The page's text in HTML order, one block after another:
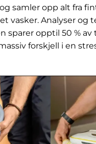
samler opp alt fra
vasker. Analyser og
sparer opptil 50 % av
forskjell i en